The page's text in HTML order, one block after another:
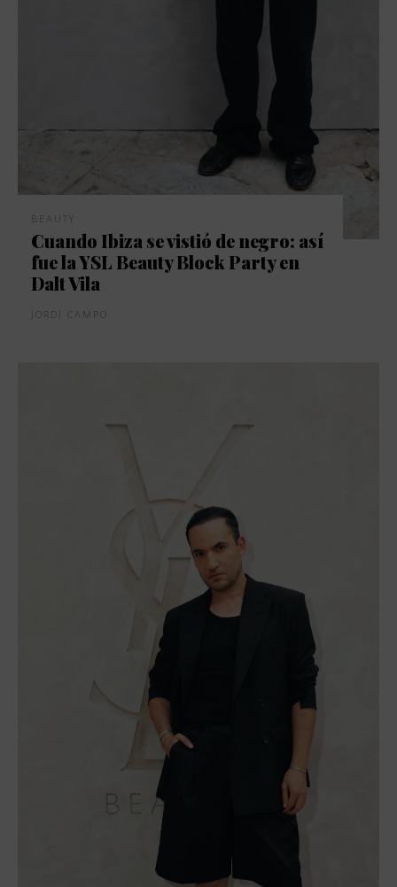
BEAUTY
Cuando Ibiza se vistió de negro: así
fue la YSL Beauty Block Party en
Dalt Vila
JORDI CAMPO